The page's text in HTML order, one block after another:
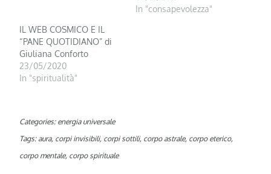
In "consapevolezza"
IL WEB COSMICO E IL
“PANE QUOTIDIANO” di
Giuliana Conforto
23/05/2020
In "spiritualità"
Categories: energia universale
Tags: aura, corpi invisibili, corpi sottili, corpo astrale, corpo eterico,
corpo mentale, corpo spirituale